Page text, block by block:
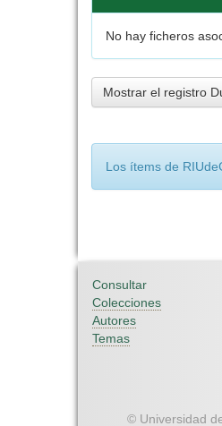
No hay ficheros
Mostrar el registro
Los ítems de
Consultar
Colecciones
Autores
Temas
© Universidad